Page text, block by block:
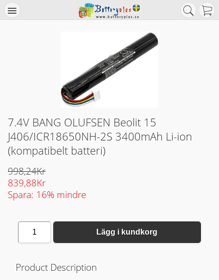
7.4V BANG OLUFSEN Beolit 15
J406/ICR18650NH-2S 3400mAh Li-ion
(kompatibelt batteri)
998,24Kr
839,88Kr
Spara: 16% mindre
1 Lägg i kundkorg
Product Description